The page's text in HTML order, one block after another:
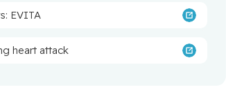
EVITA
heart attack